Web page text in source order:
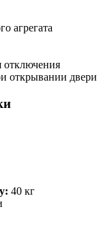
агрегата
отключения
открывании двери
40 кг